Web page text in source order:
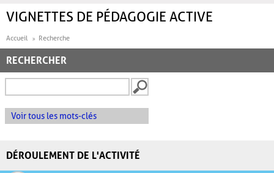
VIGNETTES DE PÉDAGOGIE ACTIVE
Accueil Recherche
RECHERCHER
Voir tous les mots-clés
DÉROULEMENT DE L'ACTIVITÉ